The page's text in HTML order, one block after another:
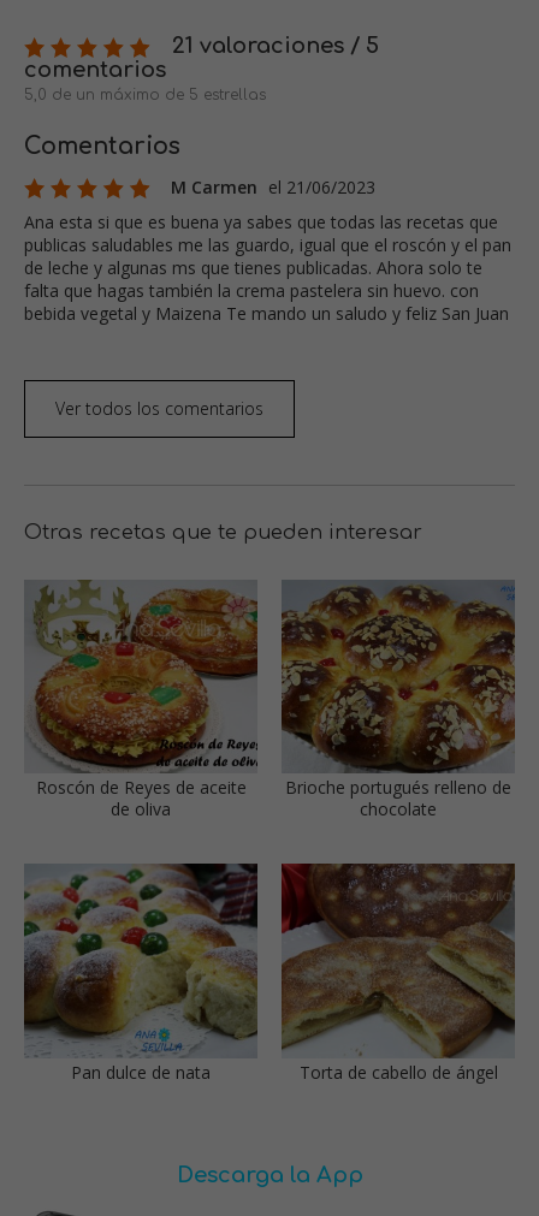
21 valoraciones / 5
comentarios
5,0 de un máximo de 5 estrellas
Comentarios
M Carmen el 21/06/2023
Ana esta si que es buena ya sabes que todas las recetas que
publicas saludables me las guardo, igual que el roscón y el pan
de leche y algunas ms que tienes publicadas. Ahora solo te
falta que hagas también la crema pastelera sin huevo. con
bebida vegetal y Maizena Te mando un saludo y feliz San Juan
Ver todos los comentarios
Otras recetas que te pueden interesar
Roscón de Reyes de aceite
de oliva
Brioche portugués relleno de
chocolate
Pan dulce de nata Torta de cabello de ángel
Descarga la App